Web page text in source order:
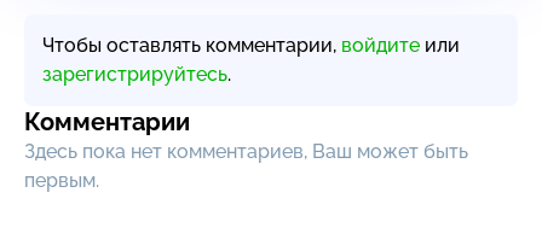
Чтобы оставлять комментарии, войдите или
зарегистрируйтесь.
Комментарии
Здесь пока нет комментариев, Ваш может быть
первым.